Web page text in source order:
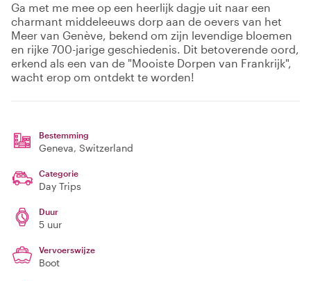
Ga met me mee op een heerlijk dagje uit naar een
charmant middeleeuws dorp aan de oevers van het
Meer van Genève, bekend om zijn levendige bloemen
en rijke 700-jarige geschiedenis. Dit betoverende oord,
erkend als een van de "Mooiste Dorpen van Frankrijk",
wacht erop om ontdekt te worden!
Bestemming
Geneva, Switzerland
Categorie
Day Trips
Duur
5 uur
Vervoerswijze
Boot